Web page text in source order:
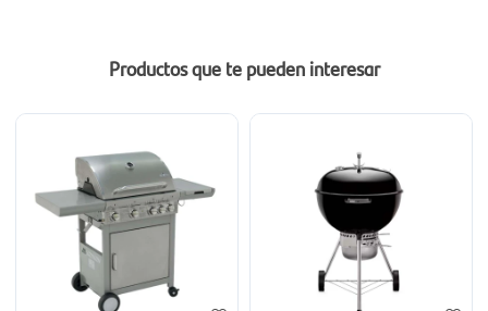
Productos que te pueden interesar